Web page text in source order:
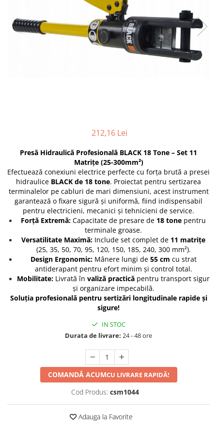
Cricuri Auto Hidraulice
Pneumatice si Trapezoidale
Motoare electrice
Pistol de Lipit
Polizoare
Pompe Combustibil
Prelungitoare
Scule Pneumatice
Slefuitoare
Suport auto
Surubelnite
Tunuri de caldura si aeroteme
Utilaje constructie
Motocositoare si Motosape
212,16 Lei
Presă Hidraulică Profesională BLACK 18 Tone – Set 11
Matrițe (25-300mm²)
Efectuează conexiuni electrice perfecte cu forța brută a presei
hidraulice BLACK de 18 tone. Proiectat pentru sertizarea
terminalelor pe cabluri de mari dimensiuni, acest instrument
garantează o fixare sigură și uniformă, fiind indispensabil
pentru electricieni, mecanici și tehnicieni de service.
Forță Extremă: Capacitate de presare de 18 tone pentru
terminale groase.
Versatilitate Maximă: Include set complet de 11 matrițe
(25, 35, 50, 70, 95, 120, 150, 185, 240, 300 mm²).
Design Ergonomic:Mânere lungi de 55 cm cu strat
antiderapant pentru efort minim și control total.
Mobilitate: Livrată în valiză practică pentru transport sigur
și organizare impecabilă.
Soluția profesională pentru sertizări longitudinale rapide și
sigure!
IN STOC
Durata de livrare: 24 - 48 ore
COMANDĂ ACUMCU LIVRARE RAPIDĂ!
Cod Produs: csm1044
Adauga la Favorite